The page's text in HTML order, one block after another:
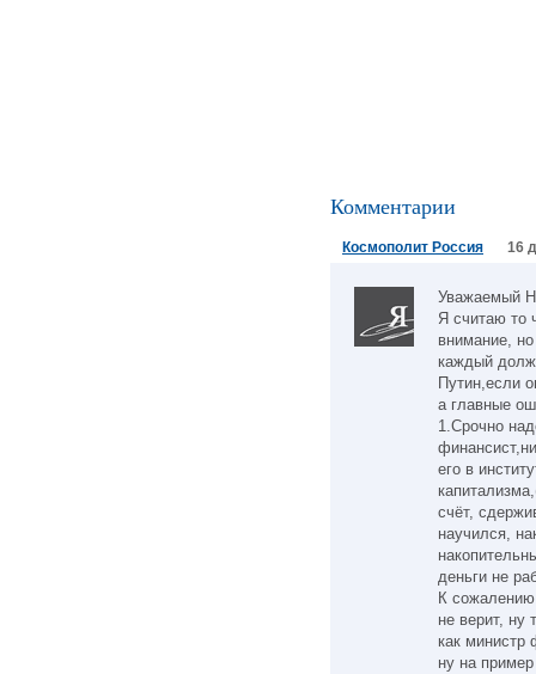
Комментарии
Космополит Россия 16
Уважаемый
Я считаю то
внимание,
каждый
Путин,если
а главные
1.Cрочно
его в
счёт,
научился,
деньги не
К
не верит, ну
как министр
ну на